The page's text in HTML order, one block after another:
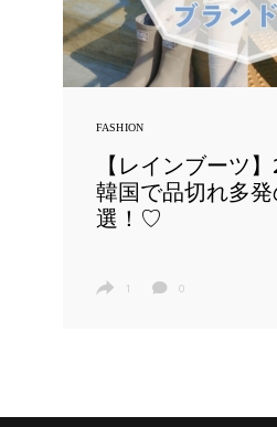
FASHION
【レインブーツ】
韓国で品切れ多
選！♡
1 0